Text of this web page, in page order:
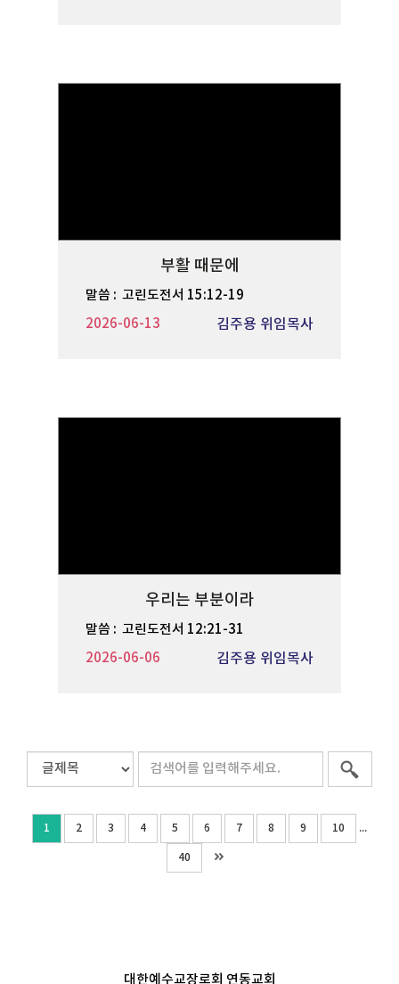
부활 때문에
말씀 : 고린도전서 15:12-19
김주용 위임목사
2026-06-13
우리는 부분이라
말씀 : 고린도전서 12:21-31
김주용 위임목사
2026-06-06
1 2 3 4 5 6 7 8 9 10 ...
40
대한예수교장로회 연동교회